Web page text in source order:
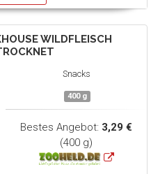
WILDFLEISCH
Snacks
400 g
Bestes Angebot: 3,29 €
(400 g)